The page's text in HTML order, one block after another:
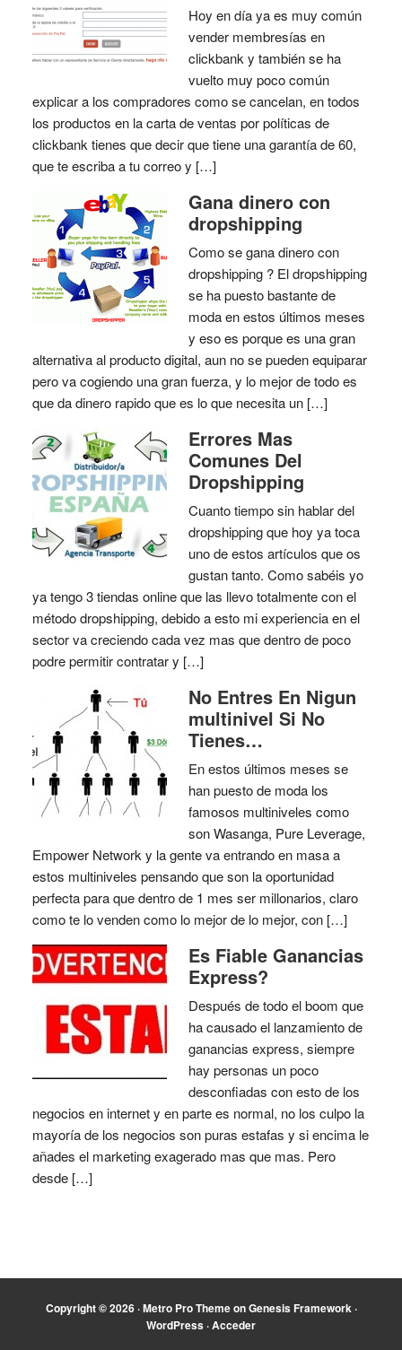
Hoy en día ya es muy común
vender membresías en
clickbank y también se ha
vuelto muy poco común
explicar a los compradores como se cancelan, en todos
los productos en la carta de ventas por políticas de
clickbank tienes que decir que tiene una garantía de 60,
que te escriba a tu correo y […]
Gana dinero con
dropshipping
Como se gana dinero con
dropshipping ? El dropshipping
se ha puesto bastante de
moda en estos últimos meses
y eso es porque es una gran
alternativa al producto digital, aun no se pueden equiparar
pero va cogiendo una gran fuerza, y lo mejor de todo es
que da dinero rapido que es lo que necesita un […]
Errores Mas
Comunes Del
Dropshipping
Cuanto tiempo sin hablar del
dropshipping que hoy ya toca
uno de estos artículos que os
gustan tanto. Como sabéis yo
ya tengo 3 tiendas online que las llevo totalmente con el
método dropshipping, debido a esto mi experiencia en el
sector va creciendo cada vez mas que dentro de poco
podre permitir contratar y […]
No Entres En Nigun
multinivel Si No
Tienes…
En estos últimos meses se
han puesto de moda los
famosos multiniveles como
son Wasanga, Pure Leverage,
Empower Network y la gente va entrando en masa a
estos multiniveles pensando que son la oportunidad
perfecta para que dentro de 1 mes ser millonarios, claro
como te lo venden como lo mejor de lo mejor, con […]
Es Fiable Ganancias
Express?
Después de todo el boom que
ha causado el lanzamiento de
ganancias express, siempre
hay personas un poco
desconfiadas con esto de los
negocios en internet y en parte es normal, no los culpo la
mayoría de los negocios son puras estafas y si encima le
añades el marketing exagerado mas que mas. Pero
desde […]
Copyright © 2026 ·Metro Pro ThemeonGenesis Framework·
WordPress ·Acceder